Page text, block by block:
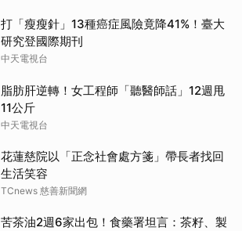
打「瘦瘦針」13種癌症風險竟降41%！臺大
研究登國際期刊
中天電視台
脂肪肝逆轉！女工程師「聽醫師話」12週甩
11公斤
中天電視台
花蓮慈院以「正念社會處方箋」帶長者找回
生活笑容
TCnews 慈善新聞網
苦茶油2週6家出包！食藥署坦言：茶籽、製